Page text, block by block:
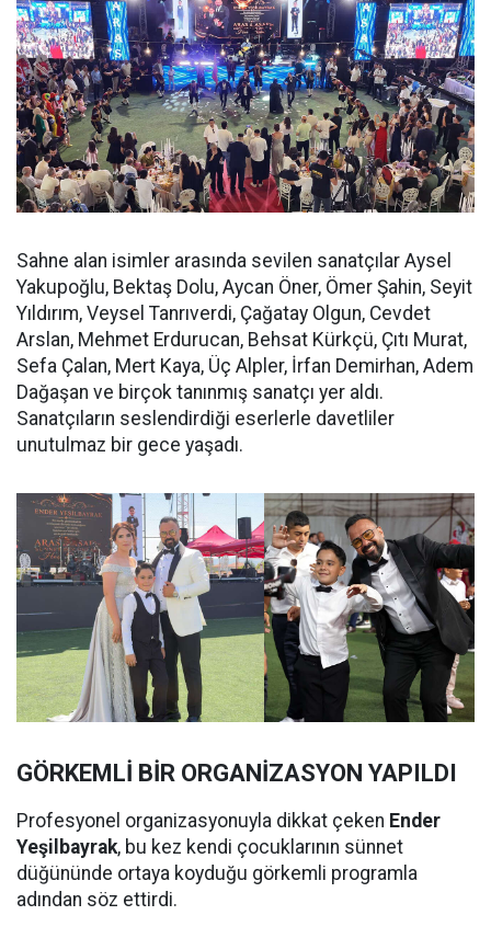
Sahne alan isimler arasında sevilen sanatçılar Aysel
Yakupoğlu, Bektaş Dolu, Aycan Öner, Ömer Şahin, Seyit
Yıldırım, Veysel Tanrıverdi, Çağatay Olgun, Cevdet
Arslan, Mehmet Erdurucan, Behsat Kürkçü, Çıtı Murat,
Sefa Çalan, Mert Kaya, Üç Alpler, İrfan Demirhan, Adem
Dağaşan ve birçok tanınmış sanatçı yer aldı.
Sanatçıların seslendirdiği eserlerle davetliler
unutulmaz bir gece yaşadı.
GÖRKEMLİ BİR ORGANİZASYON YAPILDI
Profesyonel organizasyonuyla dikkat çeken Ender
Yeşilbayrak, bu kez kendi çocuklarının sünnet
düğününde ortaya koyduğu görkemli programla
adından söz ettirdi.